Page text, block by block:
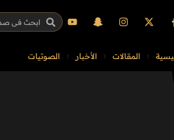
المقالات الأخبار الصوتيات